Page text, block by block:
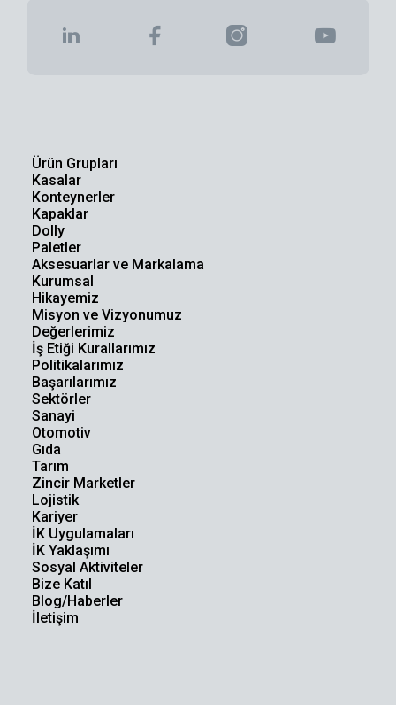
Ürün Grupları
Kasalar
Konteynerler
Kapaklar
Dolly
Paletler
Aksesuarlar ve Markalama
Kurumsal
Hikayemiz
Misyon ve Vizyonumuz
Değerlerimiz
İş Etiği Kurallarımız
Politikalarımız
Başarılarımız
Sektörler
Sanayi
Otomotiv
Gıda
Tarım
Zincir Marketler
Lojistik
Kariyer
İK Uygulamaları
İK Yaklaşımı
Sosyal Aktiviteler
Bize Katıl
Blog/Haberler
İletişim